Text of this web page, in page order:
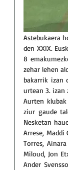
Astebukaera
den XXIX.
8
zehar lehen
bakarrik izan
urtean 3. izan
Aurten
ziur gaude
Nesketan
Arrese, Maddi
Torres,
Miloud, Jon
Ander